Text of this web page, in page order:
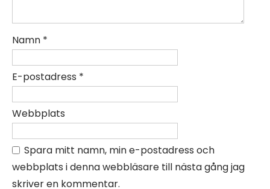
Namn *
E-postadress *
Webbplats
Spara mitt namn, min e-postadress och
webbplats i denna webbläsare till nästa gång jag
skriver en kommentar.